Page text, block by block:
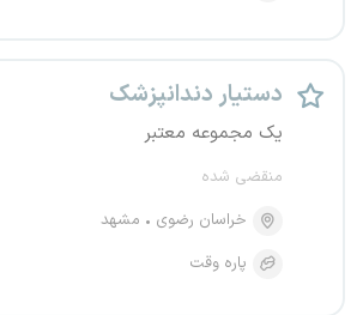
دستیار دندانپزشک
یک مجموعه معتبر
منقضی شده
خراسان رضوی
مشهد
پاره وقت